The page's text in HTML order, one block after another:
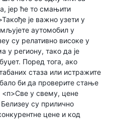
јер ће то смањити
је важно узети у
аутомобил у
су релативно високе у
региону, тако да је
Поред тога, ако
стаза или истражите
би да проверите стање
<п>Све у свему, цене
су прилично
цене и код